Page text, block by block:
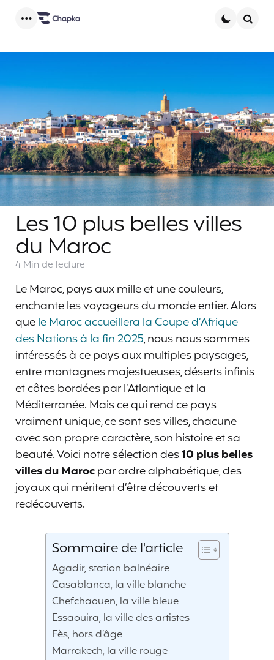
Les 10 plus belles villes
du Maroc
4 Min de lecture
Le Maroc, pays aux mille et une couleurs,
enchante les voyageurs du monde entier. Alors
quele Maroc accueillera la Coupe d’Afrique
des Nations à la fin 2025, nous nous sommes
intéressés à ce pays aux multiples paysages,
entre montagnes majestueuses, déserts infinis
et côtes bordées par l’Atlantique et la
Méditerranée. Mais ce qui rend ce pays
vraiment unique, ce sont ses villes, chacune
avec son propre caractère, son histoire et sa
beauté. Voici notre sélection des10 plus belles
villes du Marocpar ordre alphabétique, des
joyaux qui méritent d’être découverts et
redécouverts.
Sommaire de l'article
Agadir, station balnéaire
Casablanca, la ville blanche
Chefchaouen, la ville bleue
Essaouira, la ville des artistes
Fès, hors d’âge
Marrakech, la ville rouge